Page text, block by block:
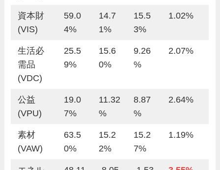
資本財
(VIS)
59.0
4%
14.7
1%
15.5
3%
1.02%
生活必
需品
(VDC)
25.5
9%
15.6
0%
9.26
%
2.07%
公益
(VPU)
19.0
7%
11.32
%
8.87
%
2.64%
素材
(VAW)
63.5
0%
15.2
2%
15.2
7%
1.19%